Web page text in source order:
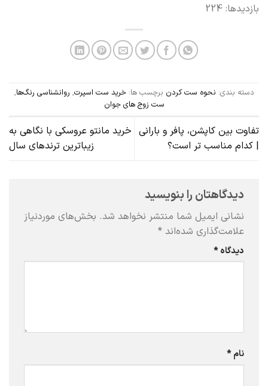
بازدیدها: 224
دسته بندی: نحوه ست کردنبرچسب ها: خرید ست اسپرت,روانشناسی رنگ‌ها,
ست زوج های جوان
تفاوت بین کاپشن، پافر و بارانی
| کدام مناسب تر است؟
خرید مانتو عروسکی با نگاهی به
زیباترین ترندهای سال
دیدگاهتان را بنویسید
نشانی ایمیل شما منتشر نخواهد شد. بخش‌های موردنیاز
علامت‌گذاری شده‌اند *
دیدگاه*
نام*